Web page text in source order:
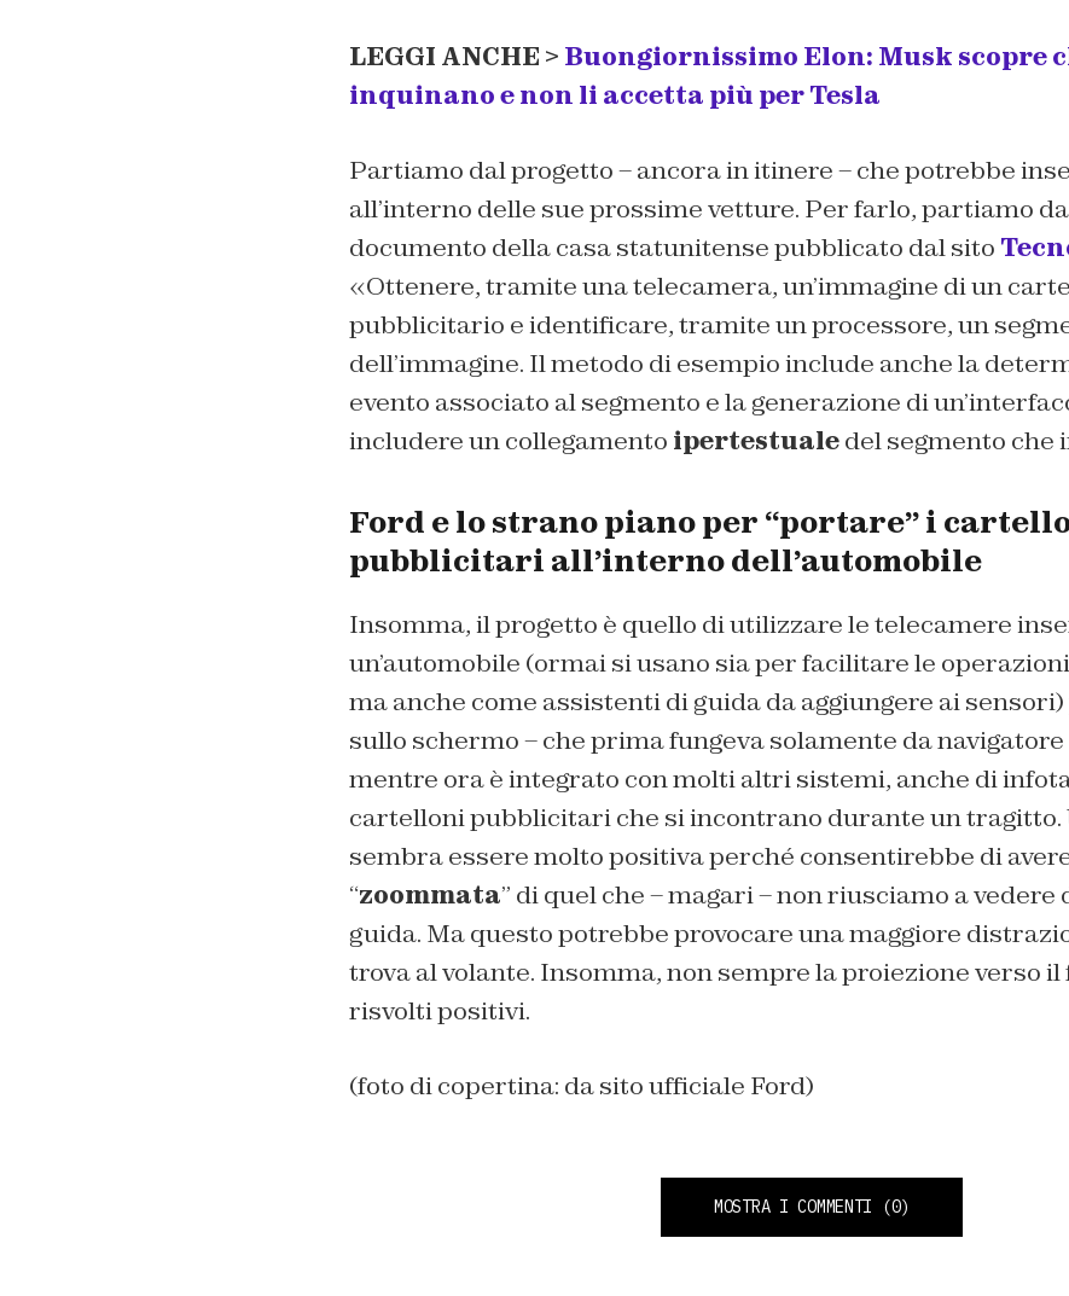
LEGGI ANCHE > Buongiornissimo Elon: Musk scopre
inquinano e non li accetta più per Tesla
Partiamo dal progetto – ancora in itinere – che potrebbe
all’interno delle sue prossime vetture. Per farlo, partiamo
documento della casa statunitense pubblicato dal sito
«Ottenere, tramite una telecamera, un’immagine di un
pubblicitario e identificare, tramite un processore, un
dell’immagine. Il metodo di esempio include anche la
evento associato al segmento e la generazione di
includere un collegamento ipertestualedel segmento che
Ford e lo strano piano per “portare” i
pubblicitari all’interno dell’automobile
Insomma, il progetto è quello di utilizzare le telecamere
un’automobile (ormai si usano sia per facilitare le
ma anche come assistenti di guida da aggiungere ai
sullo schermo – che prima fungeva solamente da
mentre ora è integrato con molti altri sistemi, anche di
cartelloni pubblicitari che si incontrano durante un tragitto.
sembra essere molto positiva perché consentirebbe di
“zoommata” di quel che – magari – non riusciamo a
guida. Ma questo potrebbe provocare una maggiore
trova al volante. Insomma, non sempre la proiezione verso
risvolti positivi.
(foto di copertina: da sito ufficiale Ford)
MOSTRA I COMMENTI (0)